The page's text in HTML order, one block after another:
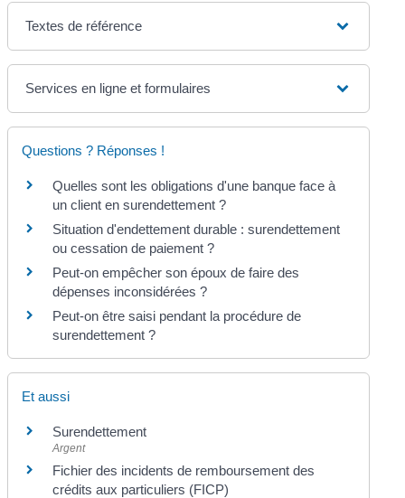
Textes de référence
Services en ligne et formulaires
Questions ? Réponses !
Quelles sont les obligations d'une banque face à
un client en surendettement ?
Situation d'endettement durable : surendettement
ou cessation de paiement ?
Peut-on empêcher son époux de faire des
dépenses inconsidérées ?
Peut-on être saisi pendant la procédure de
surendettement ?
Et aussi
Surendettement
Argent
Fichier des incidents de remboursement des
crédits aux particuliers (FICP)